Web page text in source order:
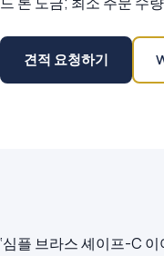
견적 요청하기
‘심플 브라스 셰이프-C